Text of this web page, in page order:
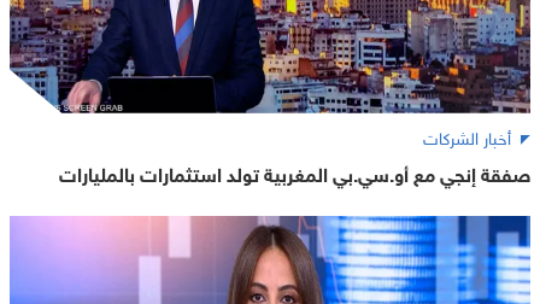
أخبار الشركات
صفقة إنجي مع أو.سي.بي المغربية تولد استثمارات بالمليارات